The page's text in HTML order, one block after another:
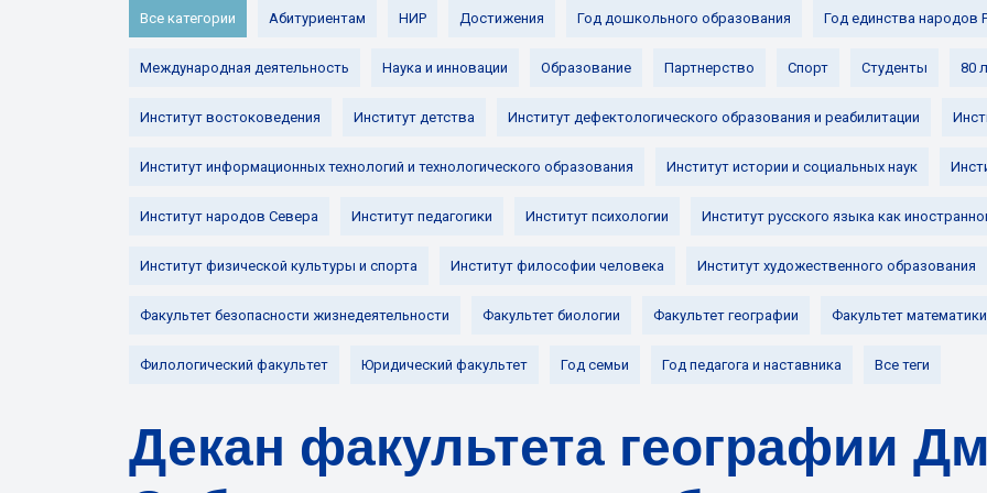
Все категории Абитуриентам НИР Достижения Год дошкольного образования Год единства народов
Международная деятельность Наука и инновации Образование Партнерство Спорт Студенты 80
Институт востоковедения Институт детства Институт дефектологического образования и реабилитации
Институт информационных технологий и технологического образования Институт истории и социальных наук
Институт народов Севера Институт педагогики Институт психологии Институт русского языка как
Институт физической культуры и спорта Институт философии человека Институт художественного образования
Факультет безопасности жизнедеятельности Факультет биологии Факультет географии Факультет математики
Филологический факультет Юридический факультет Год семьи Год педагога и наставника Все теги
Декан факультета географии